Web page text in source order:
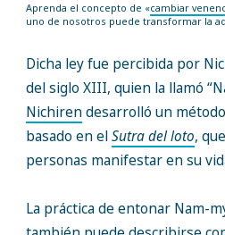
Aprenda el concepto de «cambiar
uno de nosotros puede transformar la
Dicha ley fue percibida por
del siglo XIII, quien la llamó
Nichirendesarrolló un
basado en elSutra del loto,
personas manifestar en su
La práctica de entonar Nam-